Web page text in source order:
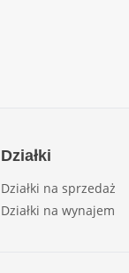
Działki
Działki na sprzedaż
Działki na wynajem